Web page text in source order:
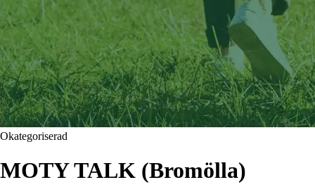
Okategoriserad
MOTY TALK (Bromölla)